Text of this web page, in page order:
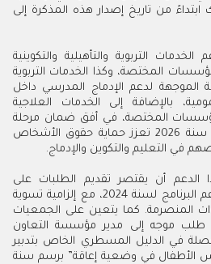
سنة 2025، وذلك ابتداءً من تاريخ إصدار هذه المذكرة إلى
التربوية والتأهيلية والتكوينية
المختصة، وكذا الخدمات التربوية
الموجهة لدعم الإدماج المدرسي داخل
بالإضافة إلى الخدمات العلاجية
المختصة، في أفق ضمان مرحلة
انتقالية تدبيرية سلسة برسم سنة 2026 تعزز حماية حقوق الأشخاص
في التعليم والتكوين والإدماج.
الدعم أن يقتصر تقديم الطلبات على
الجمعيات المستفيدة من دعم البرنامج لسنة 2024، مع إلزامية تسوية
المنصرمة. كما يتعين على الجمعيات
طلب موجه إلى مدير مؤسسة التعاون
في الدليل المسطري الخاص بتدبير
الأطفال في وضعية إعاقة” برسم سنة